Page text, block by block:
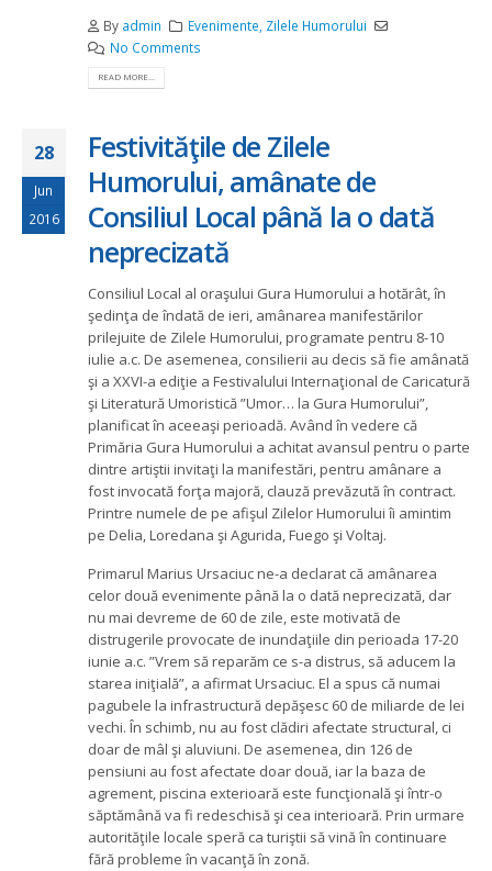
By admin Evenimente, Zilele Humorului
No Comments
READ MORE...
28
Jun
2016
Festivităţile de Zilele
Humorului, amânate de
Consiliul Local până la o dată
neprecizată
Consiliul Local al oraşului Gura Humorului a hotărât, în
şedinţa de îndată de ieri, amânarea manifestărilor
prilejuite de Zilele Humorului, programate pentru 8-10
iulie a.c. De asemenea, consilierii au decis să fie amânată
şi a XXVI-a ediţie a Festivalului Internaţional de Caricatură
şi Literatură Umoristică ”Umor… la Gura Humorului”,
planificat în aceeaşi perioadă. Având în vedere că
Primăria Gura Humorului a achitat avansul pentru o parte
dintre artiştii invitaţi la manifestări, pentru amânare a
fost invocată forţa majoră, clauză prevăzută în contract.
Printre numele de pe afişul Zilelor Humorului îi amintim
pe Delia, Loredana şi Agurida, Fuego şi Voltaj.
Primarul Marius Ursaciuc ne-a declarat că amânarea
celor două evenimente până la o dată neprecizată, dar
nu mai devreme de 60 de zile, este motivată de
distrugerile provocate de inundaţiile din perioada 17-20
iunie a.c. ”Vrem să reparăm ce s-a distrus, să aducem la
starea iniţială”, a afirmat Ursaciuc. El a spus că numai
pagubele la infrastructură depăşesc 60 de miliarde de lei
vechi. În schimb, nu au fost clădiri afectate structural, ci
doar de mâl şi aluviuni. De asemenea, din 126 de
pensiuni au fost afectate doar două, iar la baza de
agrement, piscina exterioară este funcţională şi într-o
săptămână va fi redeschisă şi cea interioară. Prin urmare
autorităţile locale speră ca turiştii să vină în continuare
fără probleme în vacanţă în zonă.